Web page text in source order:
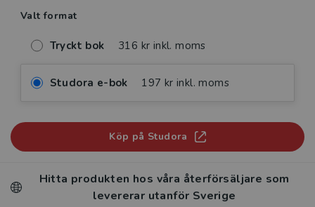
Valt format
Tryckt bok 316 kr inkl. moms
Studora e-bok 197 kr inkl. moms
Köp på Studora
Hitta produkten hos våra återförsäljare som
levererar utanför Sverige